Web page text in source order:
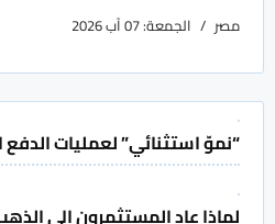
مصر الجمعة: 07 آب 2026
“نموّ استثنائي” لعمليات الدفع
لماذا عاد المستثمرون إلى